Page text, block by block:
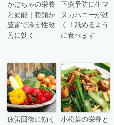
かぼちゃの栄養
と効能｜種類が
豊富で冷え性改
善に効く！
下痢予防に生マ
ヌカハニーが効
く！舐めるよう
に食べます
疲労回復に効く
小松菜の栄養と